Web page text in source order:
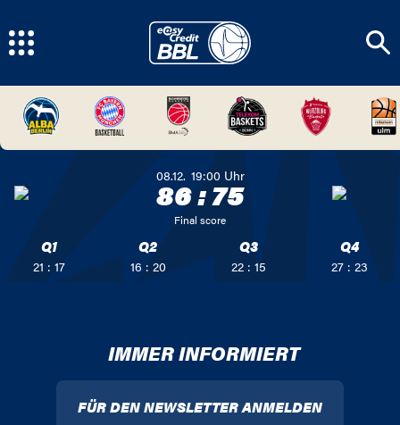
08.12. 19:00 Uhr
86:75
Final score
Q1
21 : 17
Q2
16 : 20
Q3
22 : 15
Q4
27 : 23
IMMER INFORMIERT
FÜR DEN NEWSLETTER ANMELDEN